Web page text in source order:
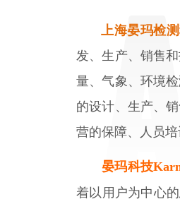
上海晏玛检
发、生产、销售
量、气象、环境
的设计、生产、
营的保障、人员培
晏玛科技
着以用户为中心